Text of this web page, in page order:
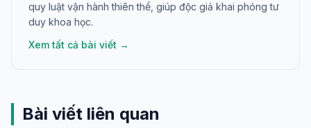
quy luật vận hành thiên thể, giúp độc giả khai phóng tư
duy khoa học.
Xem tất cả bài viết →
Bài viết liên quan